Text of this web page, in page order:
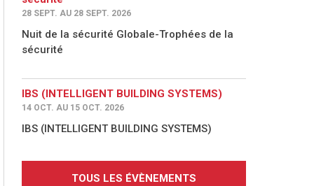
28 SEPT. AU 28 SEPT. 2026
Nuit de la sécurité Globale-Trophées de la
sécurité
IBS (INTELLIGENT BUILDING SYSTEMS)
14 OCT. AU 15 OCT. 2026
IBS (INTELLIGENT BUILDING SYSTEMS)
TOUS LES ÉVÈNEMENTS